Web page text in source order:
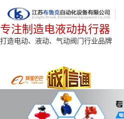
专注制造电液动执行器
打造电动、液动、气动阀门行业品牌